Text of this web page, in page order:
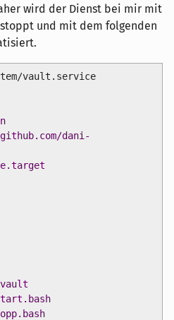
wird der Dienst bei mir mit
und mit dem folgenden
vault.service
dani-